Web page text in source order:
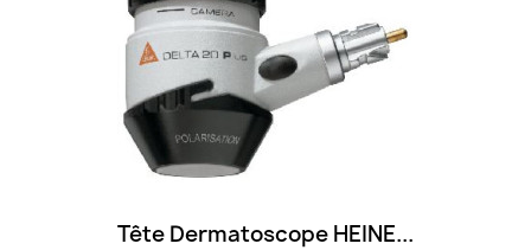
Tête Dermatoscope HEINE...